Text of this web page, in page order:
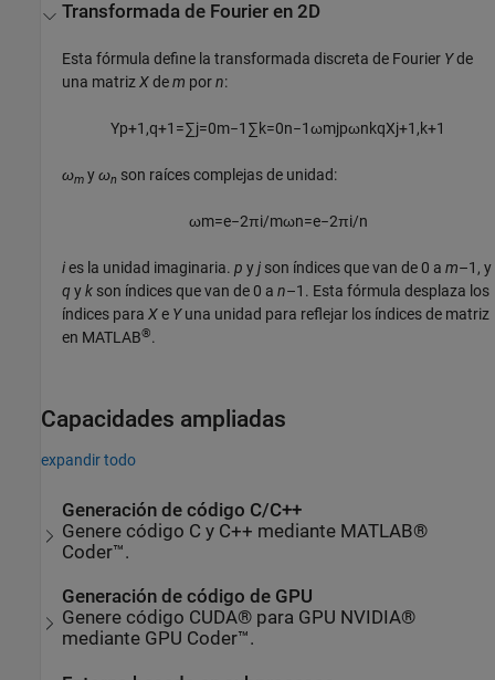
Transformada de Fourier en 2D
Esta fórmula define la transformada discreta de Fourier Yde
una matrizXdem porn:
Yp+1 ,q+1 =∑j=0m−1 ∑k=0n−1ωmjpωnkqXj+1 ,k+1
ωm yωn son raíces complejas de unidad:
ωm=e−2πi/mωn=e−2πi/n
ies la unidad imaginaria.p yj son índices que van de 0 am–1, y
q yk son índices que van de 0 an–1. Esta fórmula desplaza los
índices paraXe Yuna unidad para reflejar los índices de matriz
en MATLAB®.
Capacidades ampliadas
expandir todo
Generación de código C/C++
Genere código C y C++ mediante MATLAB®
Coder™.
Generación de código de GPU
Genere código CUDA® para GPU NVIDIA®
mediante GPU Coder™.